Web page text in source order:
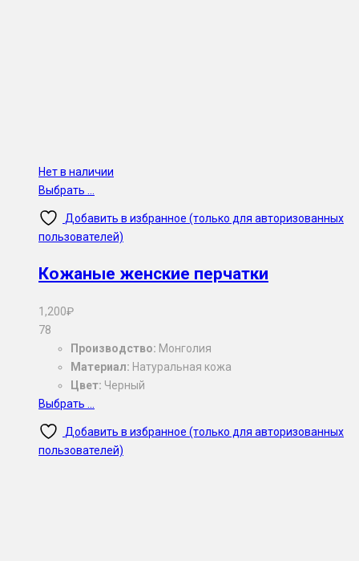
Нет в наличии
Выбрать ...
Добавить в избранное (только для авторизованных
пользователей)
Кожаные женские перчатки
1,200₽
78
Производство: Монголия
Материал: Натуральная кожа
Цвет: Черный
Выбрать ...
Добавить в избранное (только для авторизованных
пользователей)